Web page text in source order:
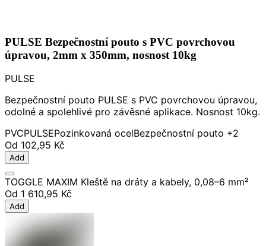
PULSE Bezpečnostní pouto s PVC povrchovou
úpravou, 2mm x 350mm, nosnost 10kg
PULSE
Bezpečnostní pouto PULSE s PVC povrchovou úpravou,
odolné a spolehlivé pro závěsné aplikace. Nosnost 10kg.
PVCPULSEPozinkovaná ocelBezpečnostní pouto +2
Od 102,95 Kč
Add
TOGGLE MAXIM Kleště na dráty a kabely, 0,08–6 mm²
Od 1 610,95 Kč
Add